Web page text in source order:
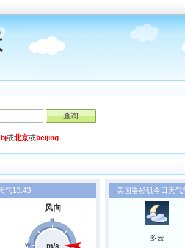
bj或北京或beijing
气13:43
风向
m/s
美国洛杉矶今日天气
多云